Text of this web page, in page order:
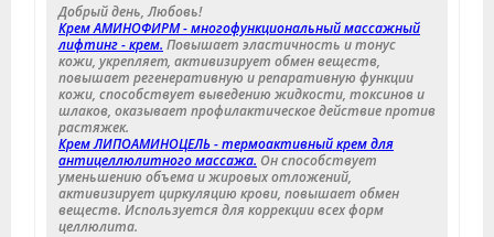
Добрый день, Любовь!
Крем АМИНОФИРМ - многофункциональный массажный
лифтинг - крем. Повышает эластичность и тонус
кожи, укрепляет, активизирует обмен веществ,
повышает регенеративную и репаративную функции
кожи, способствует выведению жидкости, токсинов и
шлаков, оказывает профилактическое действие против
растяжек.
Крем ЛИПОАМИНОЦЕЛЬ - термоактивный крем для
антицеллюлитного массажа. Он способствует
уменьшению объема и жировых отложений,
активизирует циркуляцию крови, повышает обмен
веществ. Используется для коррекции всех форм
целлюлита.